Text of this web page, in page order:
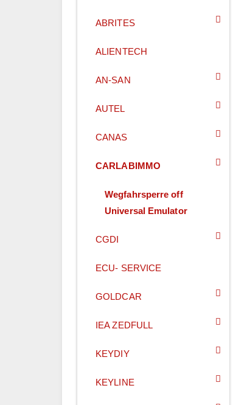
ABRITES
ALIENTECH
AN-SAN
AUTEL
CANAS
CARLABIMMO
Wegfahrsperre off
Universal Emulator
CGDI
ECU- SERVICE
GOLDCAR
IEA ZEDFULL
KEYDIY
KEYLINE